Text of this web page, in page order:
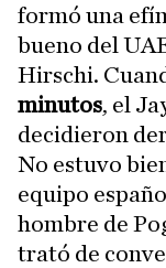
formó una
bueno del
Hirschi.
minutos, el
decidieron
No estuvo
equipo
hombre de
trató de